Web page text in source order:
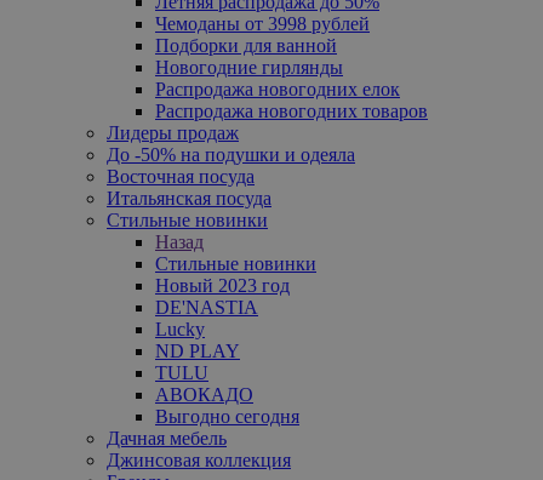
Чемоданы от 3998 рублей
Подборки для ванной
Новогодние гирлянды
Распродажа новогодних елок
Распродажа новогодних товаров
Лидеры продаж
До -50% на подушки и одеяла
Восточная посуда
Итальянская посуда
Стильные новинки
Назад
Стильные новинки
Новый 2023 год
DE'NASTIA
Lucky
ND PLAY
TULU
АВОКАДО
Выгодно сегодня
Дачная мебель
Джинсовая коллекция